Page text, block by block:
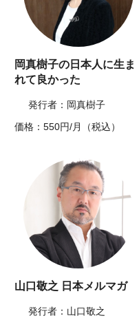
岡真樹子の日本人に生ま
れて良かった
発行者：岡真樹子
価格：550円/月（税込）
山口敬之 日本メルマガ
発行者：山口敬之